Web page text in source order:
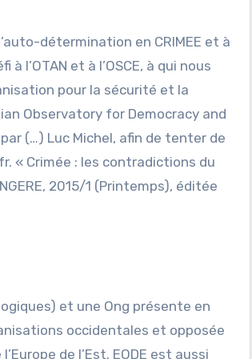
détermination en CRIMEE et à
l’OTAN et à l’OSCE, à qui nous
pour la sécurité et la
Observatory for Democracy and
(…) Luc Michel, afin de tenter de
« Crimée : les contradictions du
2015/1 (Printemps), éditée
et une Ong présente en
occidentales et opposée
de l’Est. EODE est aussi